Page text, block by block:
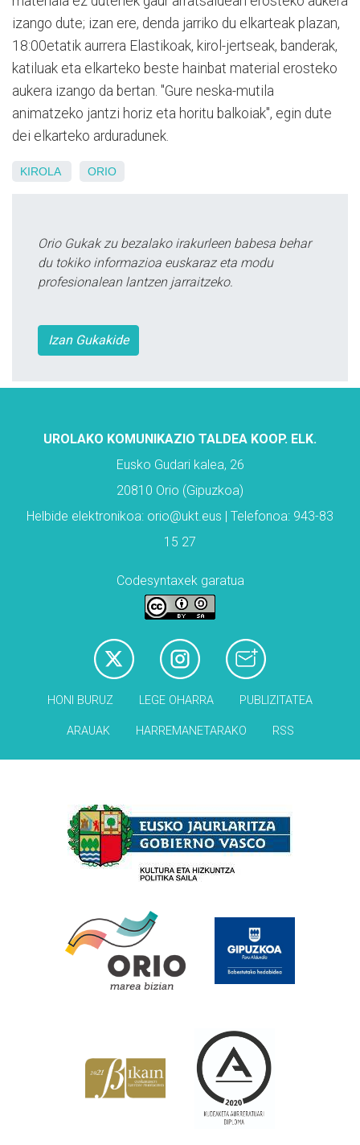
izango dute; izan ere, denda jarriko du elkarteak plazan,
18:00etatik aurrera Elastikoak, kirol-jertseak, banderak,
katiluak eta elkarteko beste hainbat material erosteko
aukera izango da bertan. "Gure neska-mutila
animatzeko jantzi horiz eta horitu balkoiak", egin dute
dei elkarteko arduradunek.
KIROLA ORIO
Orio Gukak zu bezalako irakurleen babesa behar
du tokiko informazioa euskaraz eta modu
profesionalean lantzen jarraitzeko.
Izan Gukakide
UROLAKO KOMUNIKAZIO TALDEA KOOP. ELK.
Eusko Gudari kalea, 26
20810 Orio (Gipuzkoa)
Helbide elektronikoa: orio@ukt.eus | Telefonoa: 943-83
15 27
Codesyntaxek garatua
HONI BURUZ LEGE OHARRA PUBLIZITATEA
ARAUAK HARREMANETARAKO RSS